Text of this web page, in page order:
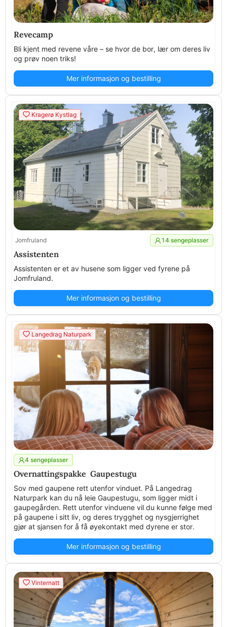
Revecamp
Bli kjent med revene våre – se hvor de bor, lær om deres liv
og prøv noen triks!
Mer informasjon og bestilling
Kragerø Kystlag
Jomfruland 14 sengeplasser
Assistenten
Assistenten er et av husene som ligger ved fyrene på
Jomfruland.
Mer informasjon og bestilling
Langedrag Naturpark
4 sengeplasser
Overnattingspakke Gaupestugu
Sov med gaupene rett utenfor vinduet. På Langedrag
Naturpark kan du nå leie Gaupestugu, som ligger midt i
gaupegården. Rett utenfor vinduene vil du kunne følge med
på gaupene i sitt liv, og deres trygghet og nysgjerrighet
gjør at sjansen for å få øyekontakt med dyrene er stor.
Mer informasjon og bestilling
Vinternatt